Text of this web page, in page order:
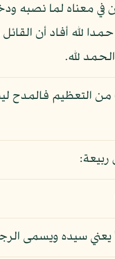
لما نصبه
لله أفاد أن
لله.
التعظيم فالمدح
ربيعة:
سيده ويسمى